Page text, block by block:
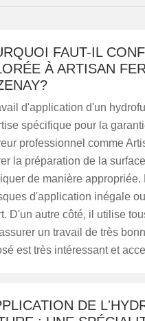
FAUT-IL
À ARTISAN
d'application d'un
spécifique pour la
professionnel comme
la préparation de la
de manière
d'application inégale
D'un autre côté, il utilise
un travail de très
est très intéressant et
DE